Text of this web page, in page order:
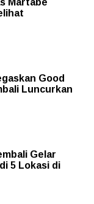
Good
Luncurkan
Gelar
5 Lokasi di